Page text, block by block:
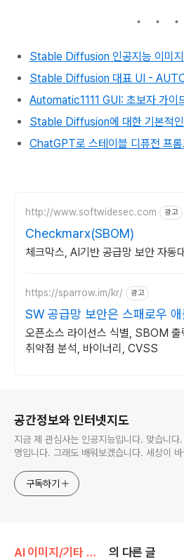
Stable Diffusion 인공지능 이미지
Stable Diffusion 대표 UI -
Automatic1111 GUI: 초보자 가이
Stable Diffusion에 대한 기본적
ChatGPT로 스테이블 디퓨전 프롬
http://www.softwidesec.com 광고
Checkmarx(SBOM)
체크막스, AI기반 공급망 보안 자동
https://sparrow.im/kr/ 광고
SW 공급망 보안은 스패로우 애
이션 보안 전문 기업
오픈소스 라이선스 식별, SBOM 출
취약점 분석, 바이너리, CVSS
공간정보와 인터넷지도
지금 제 관심사는 인공지능입니다. 맞습니
명입니다. 그래도 배워보겠습니다. 세상이
구독하기
AI 이미지/기타 오픈소스 AI 이미지 모델 의 다른 글